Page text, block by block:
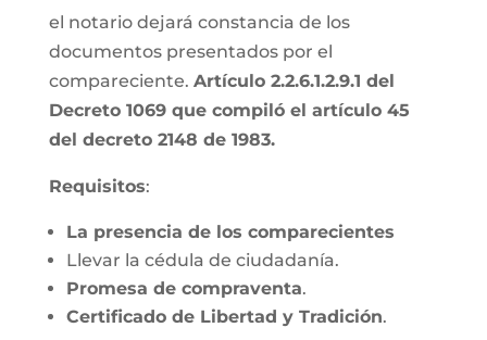
el notario dejará constancia de los
documentos presentados por el
compareciente. Artículo 2.2.6.1.2.9.1 del
Decreto 1069 que compiló el artículo 45
del decreto 2148 de 1983.
Requisitos:
La presencia de los comparecientes
Llevar la cédula de ciudadanía.
Promesa de compraventa.
Certificado de Libertad y Tradición.